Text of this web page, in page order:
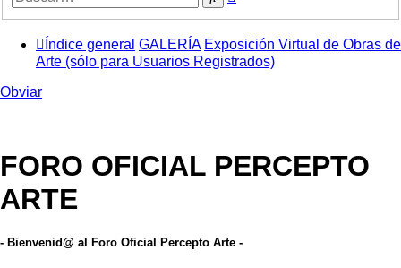
Índice general GALERÍA Exposición Virtual de Obras de
Arte (sólo para Usuarios Registrados)
Obviar
FORO OFICIAL PERCEPTO
ARTE
- Bienvenid@ al Foro Oficial Percepto Arte -